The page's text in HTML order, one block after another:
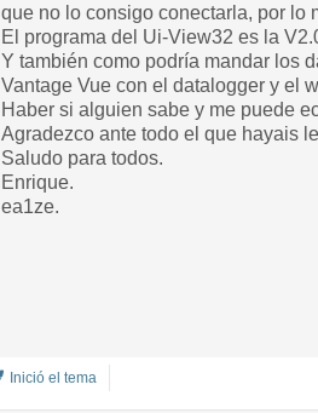
que no lo consigo conectarla, por lo
El programa del Ui-View32 es la
Y también como podría mandar los
Vantage Vue con el datalogger y el
Haber si alguien sabe y me puede
Agradezco ante todo el que hayais
Saludo para todos.
Enrique.
ea1ze.
Inició el tema